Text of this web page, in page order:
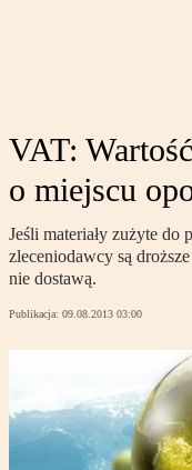
VAT:
o miejscu
Jeśli materiały zużyte do
zleceniodawcy są
nie dostawą.
Publikacja: 09.08.2013 03:00